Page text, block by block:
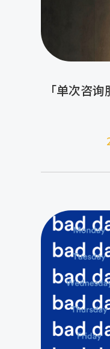
「单次咨